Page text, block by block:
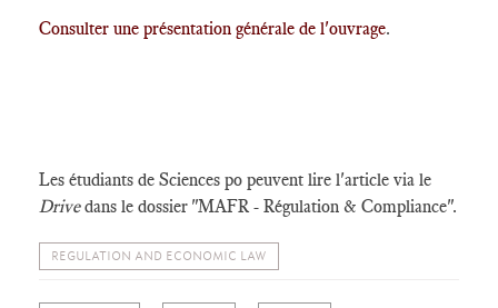
Consulter une présentation générale de l'ouvrage.
Les étudiants de Sciences po peuvent lire l'article via le
Drivedans le dossier "MAFR - Régulation & Compliance".
REGULATION AND ECONOMIC LAW